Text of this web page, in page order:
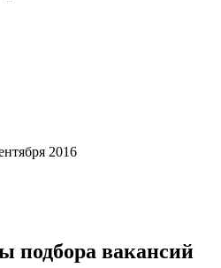
2016
подбора вакансий